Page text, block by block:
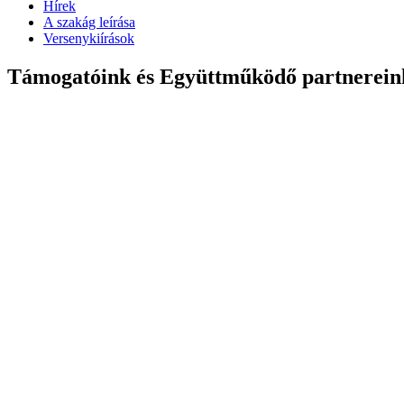
Hírek
A szakág leírása
Versenykiírások
Támogatóink és Együttműködő